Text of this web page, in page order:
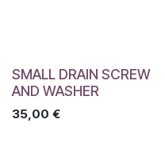
SMALL DRAIN SCREW
AND WASHER
35,00 €